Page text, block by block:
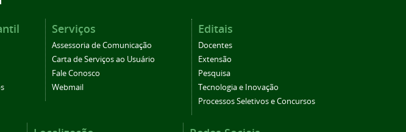
Serviços
Assessoria de Comunicação
Carta de Serviços ao Usuário
Fale Conosco
Webmail
Editais
Docentes
Extensão
Pesquisa
Tecnologia e Inovação
Processos Seletivos e Concursos